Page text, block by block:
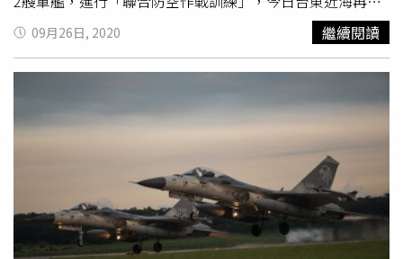
看見海軍運輸艦行駛，民眾不僅感到驚奇，也感受到東部海
域、空域近來軍事活動不斷增加。不過，近日在東部外海出
沒的中共情報船，今天仍在東部海域活動，軍方持續監控
25日傍晚開始往南移，大約晚上10時許出現在綠島東方外
海40浬，未進入我24浬的「鄰接區」海域，26日上午已脫
離監控不過，都在我方雷達監控範圍中。軍方人員透露，18
日解放軍情報船出現花蓮外海時，海軍131艦隊的錦江級巡
邏艦就在花蓮外海監控，運輸補給艦也同時出現。24日中科
院發射飛彈時，情報船接近花蓮外海38浬時，錦江級巡邏艦
立即接近情報船，嚇阻情報船繼續往前。軍事專家表示，根
09月26日, 2020 繼續閱讀